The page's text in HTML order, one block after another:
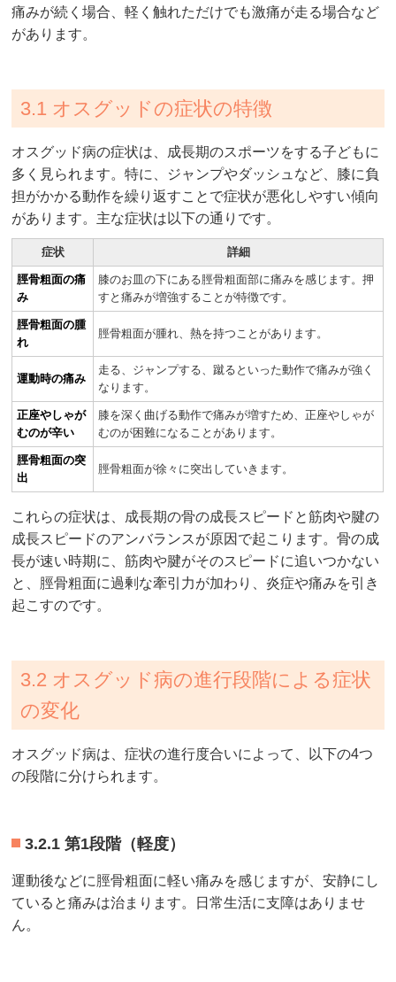
痛みが続く場合、軽く触れただけでも激痛が走る場合など
があります。
3.1 オスグッドの症状の特徴
オスグッド病の症状は、成長期のスポーツをする子どもに
多く見られます。特に、ジャンプやダッシュなど、膝に負
担がかかる動作を繰り返すことで症状が悪化しやすい傾向
があります。主な症状は以下の通りです。
症状 詳細
脛骨粗面の痛
み
膝のお皿の下にある脛骨粗面部に痛みを感じます。押
すと痛みが増強することが特徴です。
脛骨粗面の腫
れ
脛骨粗面が腫れ、熱を持つことがあります。
運動時の痛み
走る、ジャンプする、蹴るといった動作で痛みが強く
なります。
正座やしゃが
むのが辛い
膝を深く曲げる動作で痛みが増すため、正座やしゃが
むのが困難になることがあります。
脛骨粗面の突
出
脛骨粗面が徐々に突出していきます。
これらの症状は、成長期の骨の成長スピードと筋肉や腱の
成長スピードのアンバランスが原因で起こります。骨の成
長が速い時期に、筋肉や腱がそのスピードに追いつかない
と、脛骨粗面に過剰な牽引力が加わり、炎症や痛みを引き
起こすのです。
3.2 オスグッド病の進行段階による症状
の変化
オスグッド病は、症状の進行度合いによって、以下の4つ
の段階に分けられます。
3.2.1 第1段階（軽度）
運動後などに脛骨粗面に軽い痛みを感じますが、安静にし
ていると痛みは治まります。日常生活に支障はありませ
ん。